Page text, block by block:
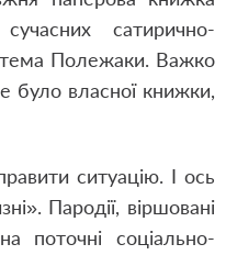
сатирично-
Полежаки. Важко
було власної книжки,
ситуацію. І ось
Пародії, віршовані
поточні соціально-